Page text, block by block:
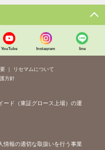
YouTube Instagram line
リセマムについて
方針
ード（東証グロース上場）の運
情報の適切な取扱いを行う事業